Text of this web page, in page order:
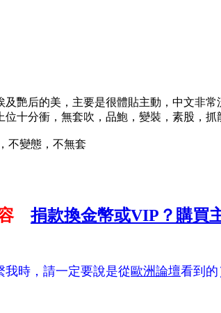
艷后的美，主要是很體貼主動，中文非
十分衝，無套吹，品鮑，變裝，素股，抓
不變態，不無套
容捐款換金幣或VIP？ 購買
我時，請一定要說是從歐洲論壇看到的